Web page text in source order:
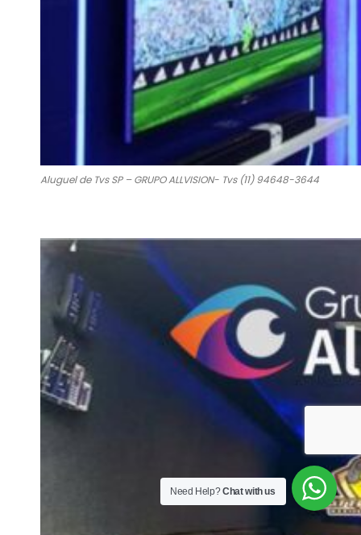
Aluguel de Tvs SP – GRUPO ALLVISION- Tvs (11) 94648-3644
Need Help?Chat with us